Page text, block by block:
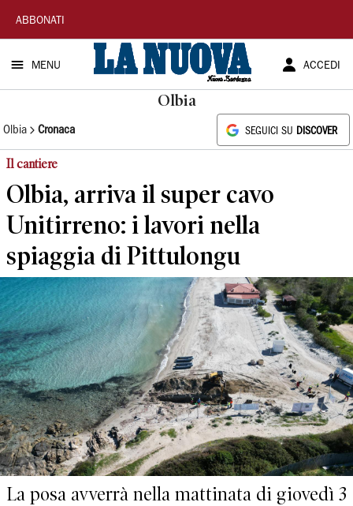
La
Nuova
Sardegna
ABBONATI
MENU ACCEDI
Olbia
Olbia Cronaca SEGUICI SU DISCOVER
Il cantiere
Olbia, arriva il super cavo
Unitirreno: i lavori nella
spiaggia di Pittulongu
La posa avverrà nella mattinata di giovedì 3